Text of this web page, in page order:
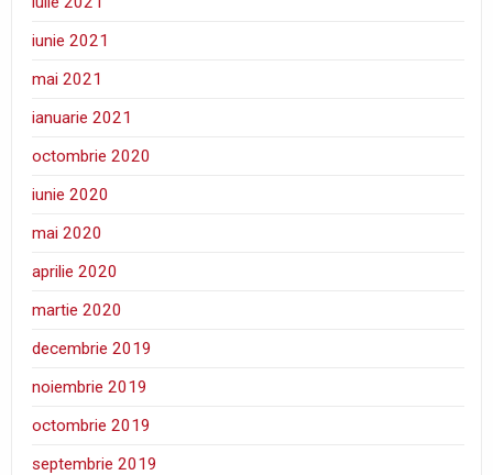
iunie 2021
mai 2021
ianuarie 2021
octombrie 2020
iunie 2020
mai 2020
aprilie 2020
martie 2020
decembrie 2019
noiembrie 2019
octombrie 2019
septembrie 2019